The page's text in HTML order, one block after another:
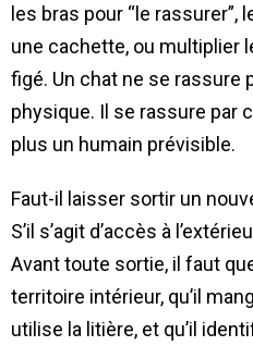
les bras pour “le rassurer”,
une cachette, ou multiplier
figé. Un chat ne se rassure
physique. Il se rassure par
plus un humain prévisible.
Faut-il laisser sortir un
S’il s’agit d’accès à
Avant toute sortie, il faut
territoire intérieur, qu’il
utilise la litière, et qu’il